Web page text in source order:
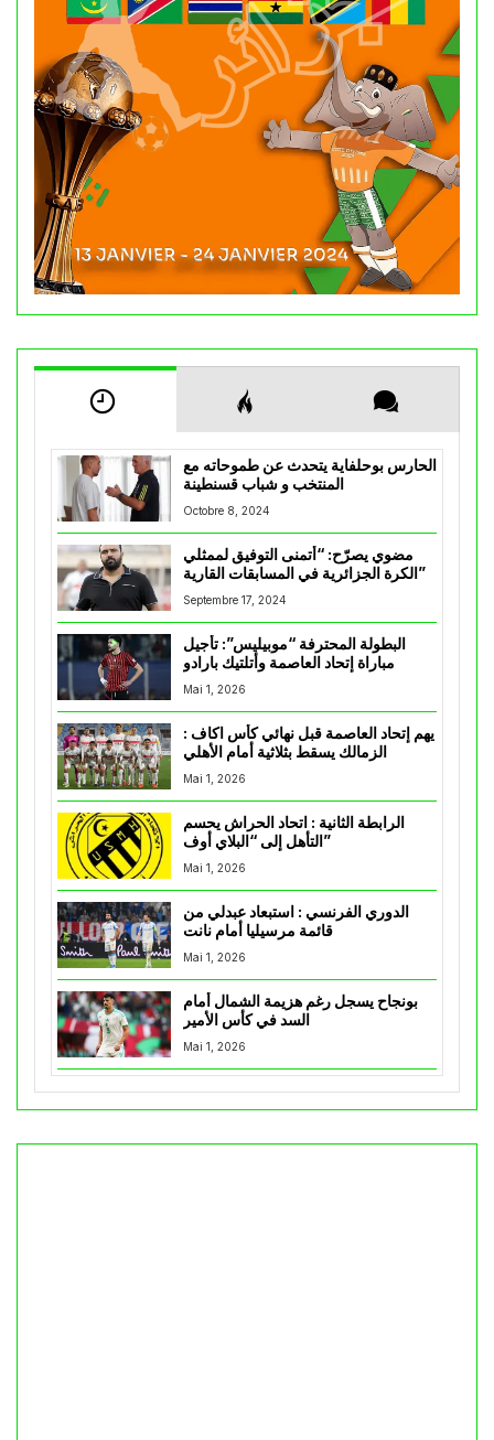
الحارس بوحلفاية يتحدث عن طموحاته مع
المنتخب و شباب قسنطينة
Octobre 8, 2024
مضوي يصرّح: “أتمنى التوفيق لممثلي
الكرة الجزائرية في المسابقات القارية”
Septembre 17, 2024
البطولة المحترفة “موبيليس”: تأجيل
مباراة إتحاد العاصمة وأتلتيك بارادو
Mai 1, 2026
يهم إتحاد العاصمة قبل نهائي كأس اكاف :
Mai 1, 2026
الرابطة الثانية : اتحاد الحراش يحسم
التأهل إلى “البلاي أوف”
Mai 1, 2026
الدوري الفرنسي : استبعاد عبدلي من
قائمة مرسيليا أمام نانت
Mai 1, 2026
بونجاح يسجل رغم هزيمة الشمال أمام
السد في كأس الأمير
Mai 1, 2026